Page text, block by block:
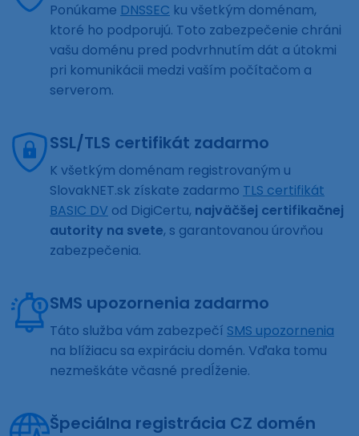
Ponúkame DNSSEC ku všetkým doménam,
ktoré ho podporujú. Toto zabezpečenie chráni
vašu doménu pred podvrhnutím dát a útokmi
pri komunikácii medzi vaším počítačom a
serverom.
SSL/TLS certifikát zadarmo
K všetkým doménam registrovaným u
SlovakNET.sk získate zadarmo TLS certifikát
BASIC DV od DigiCertu, najväčšej certifikačnej
autority na svete, s garantovanou úrovňou
zabezpečenia.
SMS upozornenia zadarmo
Táto služba vám zabezpečí SMS upozornenia
na blížiacu sa expiráciu domén. Vďaka tomu
nezmeškáte včasné predĺženie.
Špeciálna registrácia CZ domén